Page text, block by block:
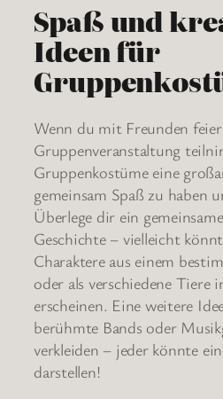
Spaß und
Ideen für
Wenn du mit Freunden
Gruppenveranstaltung
Gruppenkostüme eine
gemeinsam Spaß zu haben
Überlege dir ein
Geschichte – vielleicht
Charaktere aus einem
oder als verschiedene Tiere
erscheinen. Eine weitere
berühmte Bands oder
verkleiden – jeder könnte
darstellen!